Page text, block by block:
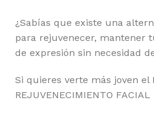
¿Sabías que existe una
para rejuvenecer, mantener
de expresión sin necesidad
Si quieres verte más joven el
REJUVENECIMIENTO